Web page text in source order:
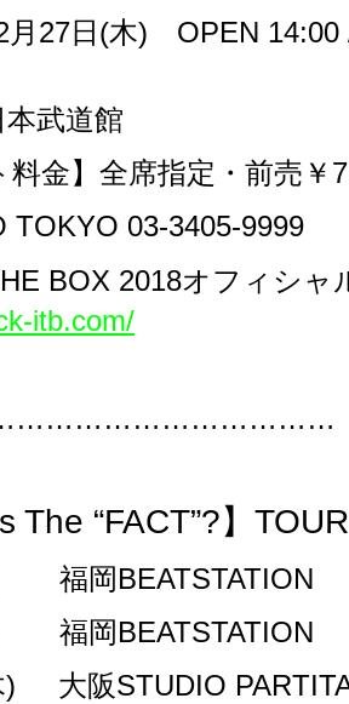
月 27日 (木)
OPEN 14:00
本武道館
料金】全席指定・前売￥
TOKYO 03-3405-9999
BOX 2018オフィシャ
itb.com/
The “FACT”?】
福岡 BEATSTATION
福岡 BEATSTATION
) 大阪STUDIO